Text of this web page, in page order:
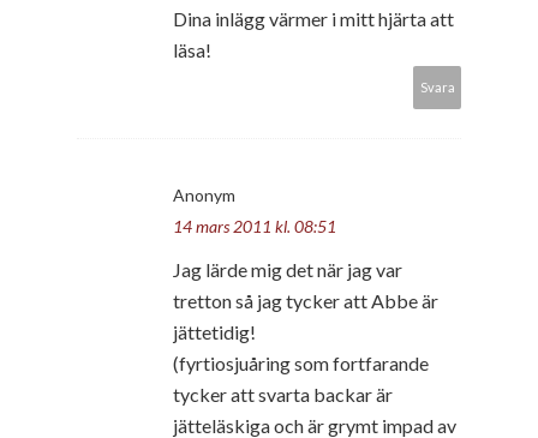
Dina inlägg värmer i mitt hjärta att
läsa!
Svara
Anonym
14 mars 2011 kl. 08:51
Jag lärde mig det när jag var
tretton så jag tycker att Abbe är
jättetidig!
(fyrtiosjuåring som fortfarande
tycker att svarta backar är
jätteläskiga och är grymt impad av